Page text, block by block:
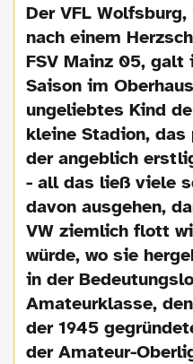
Der VFL
nach einem
FSV Mainz 05, galt
Saison im
ungeliebtes Kind
kleine Stadion,
der angeblich
- all das ließ viele
davon ausgehen,
VW ziemlich flott
würde, wo sie
in der
Amateurklasse,
der 1945
der Amateur-